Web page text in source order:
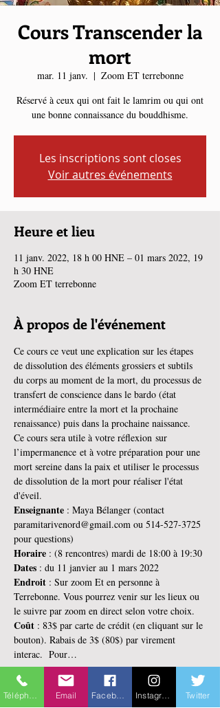
Cours Transcender la
mort
mar. 11 janv.
  |
Zoom ET terrebonne
Réservé à ceux qui ont fait le lamrim ou qui ont
une bonne connaissance du bouddhisme.
Les inscriptions sont closes
Voir autres événements
Heure et lieu
11 janv. 2022, 18 h 00 HNE – 01 mars 2022, 19
h 30 HNE
Zoom ET terrebonne
À propos de l'événement
Ce cours ce veut une explication sur les étapes
de dissolution des éléments grossiers et subtils
du corps au moment de la mort, du processus de
transfert de conscience dans le bardo (état
intermédiaire entre la mort et la prochaine
renaissance) puis dans la prochaine naissance.
Ce cours sera utile à votre réflexion sur
l’impermanence et à votre préparation pour une
mort sereine dans la paix et utiliser le processus
de dissolution de la mort pour réaliser l'état
d'éveil.
Enseignante : Maya Bélanger (contact
paramitarivenord@gmail.com ou 514-527-3725
pour questions)
Horaire : (8 rencontres) mardi de 18:00 à 19:30
Dates : du 11 janvier au 1 mars 2022
Endroit : Sur zoom Et en personne à
Terrebonne. Vous pourrez venir sur les lieux ou
le suivre par zoom en direct selon votre choix.
Coût : 83$ par carte de crédit (en cliquant sur le
bouton). Rabais de 3$ (80$) par virement
interac.  Pour…
En lire plus >
Email Twitter